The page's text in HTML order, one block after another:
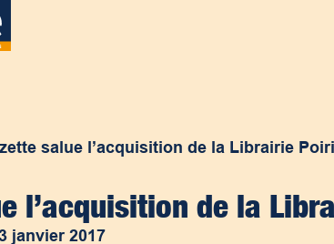
salue l’acquisition de la Librairie
l’acquisition de la
janvier 2017